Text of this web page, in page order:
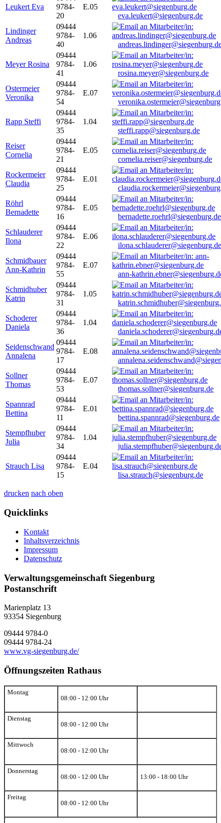
Leukert Eva
9784-
20
E.05
eva.leukert@siegenburg.de
Lindinger
Andreas
09444
9784-
40
1.06
Meyer Rosina
09444
9784-
41
1.06
rosina.meyer@siegenburg.de
Ostermeier
Veronika
09444
9784-
54
E.07
Rapp Steffi
09444
9784-
35
1.04
steffi.rapp@siegenburg.de
Reiser
Cornelia
09444
9784-
21
E.05
cornelia.reiser@siegenburg.de
Rockermeier
Claudia
09444
9784-
25
E.01
Röhrl
Bernadette
09444
9784-
16
E.05
bernadette.roehrl@siegenburg.de
Schlauderer
Ilona
09444
9784-
22
E.06
ilona.schlauderer@siegenburg.de
Schmidbauer
Ann-Kathrin
09444
9784-
55
E.07
ann-
Schmidhuber
Katrin
09444
9784-
31
1.05
Schoderer
Daniela
09444
9784-
36
1.04
Seidenschwand
Annalena
09444
9784-
17
E.08
Sollner
Thomas
09444
9784-
53
E.07
thomas.sollner@siegenburg.de
Spannrad
Bettina
09444
9784-
11
E.01
bettina.spannrad@siegenburg.de
Stempfhuber
Julia
09444
9784-
34
1.04
Strauch Lisa
09444
9784-
15
E.04
lisa.strauch@siegenburg.de
drucken nach oben
Quicklinks
Kontakt
Inhaltsverzeichnis
Impressum
Datenschutz
Verwaltungsgemeinschaft Siegenburg
Postanschrift
Marienplatz 13
93354 Siegenburg
09444 9784-0
09444 9784-24
www.vg-siegenburg.de/
Öffnungszeiten Rathaus
Montag
08:00 - 12:00 Uhr
Dienstag
08:00 - 12:00 Uhr
Mittwoch
08:00 - 12:00 Uhr
Donnerstag
08:00 - 12:00 Uhr
13:00 - 18:00 Uhr
Freitag
08:00 - 12:00 Uhr